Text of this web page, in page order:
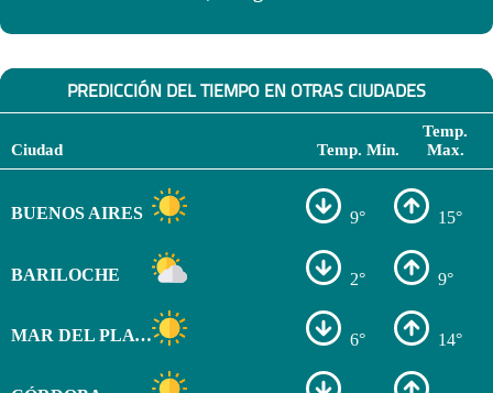
PREDICCIÓN DEL TIEMPO EN OTRAS CIUDADES
Ciudad Temp. Min.
Temp.
Max.
BUENOS AIRES 9° 15°
BARILOCHE 2° 9°
MAR DEL PLATA 6° 14°